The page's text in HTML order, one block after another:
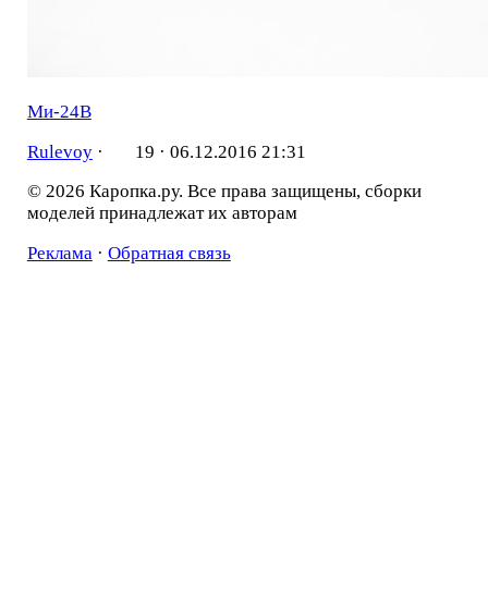
Ми-24В
Rulevoy· 19 · 06.12.2016 21:31
© 2026 Каропка.ру. Все права защищены, сборки
моделей принадлежат их авторам
Реклама· Обратная связь